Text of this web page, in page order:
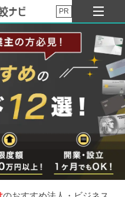
PR